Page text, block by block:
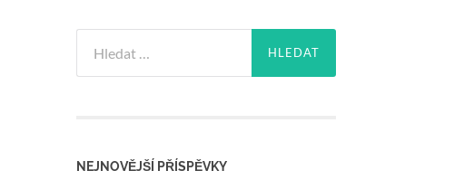
NEJNOVĚJŠÍ PŘÍSPĚVKY